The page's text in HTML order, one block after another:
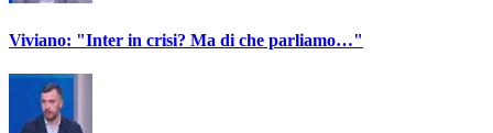
Viviano: "Inter in crisi? Ma di che parliamo…"